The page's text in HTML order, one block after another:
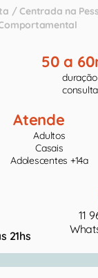
/ Centrada na
50 a
consulta
Atende
Adultos
Casais
Adolescentes +14a
21hs
11